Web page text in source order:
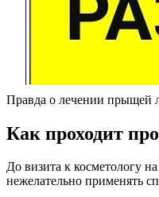
Правда о лечении прыщей
Как проходит
До визита к косметологу
нежелательно применять